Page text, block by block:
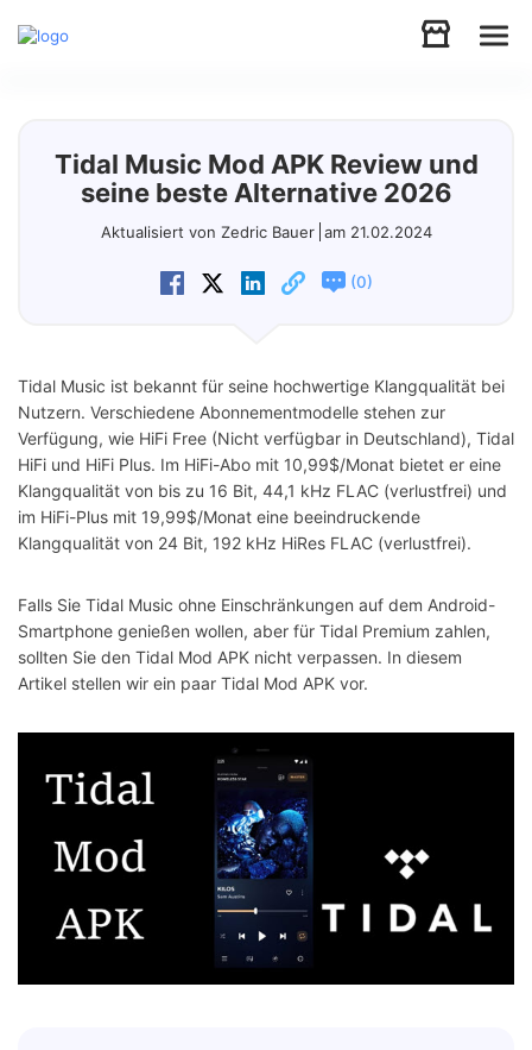
Video
Store
Tidal Music Mod APK Review und
seine beste Alternative 2026
Aktualisiert von Zedric Bauer am 21.02.2024
(0)
Tidal Music ist bekannt für seine hochwertige Klangqualität bei
Nutzern. Verschiedene Abonnementmodelle stehen zur
Verfügung, wie HiFi Free (Nicht verfügbar in Deutschland), Tidal
HiFi und HiFi Plus. Im HiFi-Abo mit 10,99$/Monat bietet er eine
Klangqualität von bis zu 16 Bit, 44,1 kHz FLAC (verlustfrei) und
im HiFi-Plus mit 19,99$/Monat eine beeindruckende
Klangqualität von 24 Bit, 192 kHz HiRes FLAC (verlustfrei).
Falls Sie Tidal Music ohne Einschränkungen auf dem Android-
Smartphone genießen wollen, aber für Tidal Premium zahlen,
sollten Sie den Tidal Mod APK nicht verpassen. In diesem
Artikel stellen wir ein paar Tidal Mod APK vor.